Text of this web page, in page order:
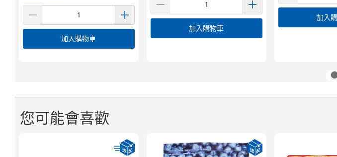
加入購物車
加入購物車
加入
您可能會喜歡